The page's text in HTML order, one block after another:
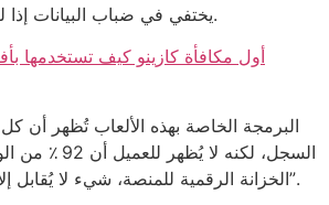
يختفي في ضباب البيانات إذا لم تكن تتتبع كل حركة.
أول مكافأة كازينو كيف تستخدمها
البرمجة الخاصة بهذه الألعاب تُظهر
السجل، لكنه لا
الخزانة الرقمية للمنصة، شيء لا يُقابل إلا بـ “نقود غير ملموسة”.